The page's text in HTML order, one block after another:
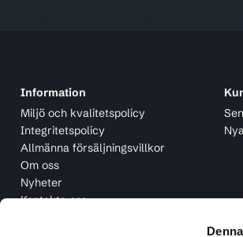
Information
Miljö och kvalitetspolicy
Integritetspolicy
Allmänna försäljningsvillkor
Om oss
Nyheter
Kontakta oss